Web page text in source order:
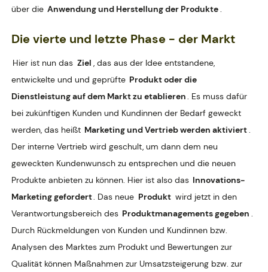
über die Anwendung und Herstellung der Produkte.
Die vierte und letzte Phase - derMarkt
Hier ist nun das Ziel , das aus der Idee entstandene,
entwickelte und und geprüfte Produkt oder die
Dienstleistung auf dem Markt zu etablieren. Es muss dafür
bei zukünftigen Kunden und Kundinnen der Bedarf geweckt
werden, das heißt Marketing und Vertrieb werden aktiviert.
Der interne Vertrieb wird geschult, um dann dem neu
geweckten Kundenwunsch zu entsprechen und die neuen
Produkte anbieten zu können. Hier ist also das Innovations-
Marketing gefordert. Das neue Produkt wird jetzt in den
Verantwortungsbereich des Produktmanagements gegeben .
Durch Rückmeldungen von Kunden und Kundinnen bzw.
Analysen des Marktes zum Produkt und Bewertungen zur
Qualität können Maßnahmen zur Umsatzsteigerung bzw. zur